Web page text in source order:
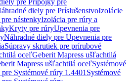
pre Prípojky pre
diely pre PríslušenstvoIzolácie
nástenkyIzolácia pre rúry a
Kryty pre rúryUpevnenia pre
Náhradné diely pre Upevnenia pre
Súpravy skrutiek pre prírubové
oceľGeberit Mapress ušľachtilá
Mapress ušľachtilá oceľSystémové
Systémové rúry 1.4401 Systémové